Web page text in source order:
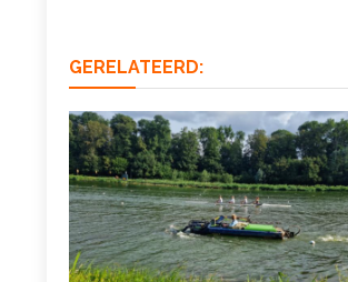
GERELATEERD: